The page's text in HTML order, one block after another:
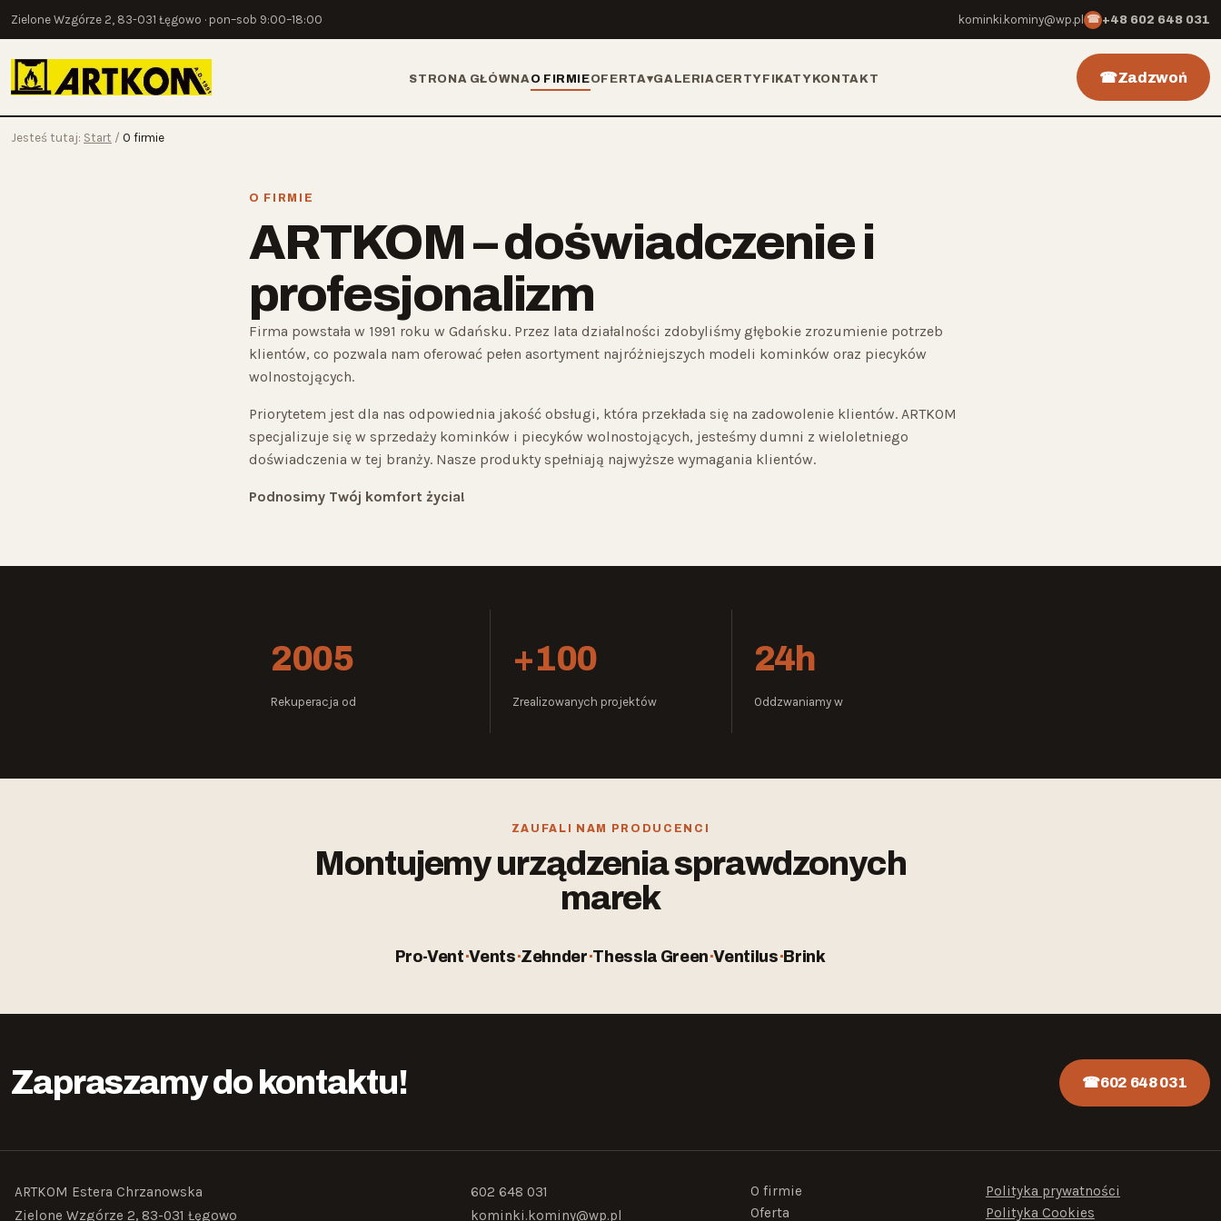
Zielone Wzgórze 2, 83-031 Łęgowo · pon–sob 9:00–18:00 kominki.kominy@wp.pl ☎ +48 602 648 031
STRONA GŁÓWNA O FIRMIEOFERTA▾GALERIA CERTYFIKATYKONTAKT Zadzwoń
Jesteś tutaj: Start / O firmie
O FIRMIE
ARTKOM – doświadczenie i
profesjonalizm
Firma powstała w 1991 roku w Gdańsku. Przez lata działalności zdobyliśmy głębokie zrozumienie potrzeb
klientów, co pozwala nam oferować pełen asortyment najróżniejszych modeli kominków oraz piecyków
wolnostojących.
Priorytetem jest dla nas odpowiednia jakość obsługi, która przekłada się na zadowolenie klientów. ARTKOM
specjalizuje się w sprzedaży kominków i piecyków wolnostojących, jesteśmy dumni z wieloletniego
doświadczenia w tej branży. Nasze produkty spełniają najwyższe wymagania klientów.
Podnosimy Twój komfort życia!
2005
Rekuperacja od
+100
Zrealizowanych projektów
24h
Oddzwaniamy w
ZAUFALI NAM PRODUCENCI
Montujemy urządzenia sprawdzonych
marek
Pro-Vent·Vents·Zehnder·Thessla Green·Ventilus· Brink
Zapraszamy do kontaktu! 602 648 031
ARTKOM Estera Chrzanowska
Zielone Wzgórze 2, 83-031 Łęgowo
602 648 031
kominki.kominy@wp.pl
O firmie
Oferta
Polityka prywatności
Polityka Cookies